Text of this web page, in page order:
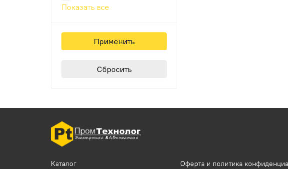
Показать все
Применить
Сбросить
Каталог
Оферта и политика